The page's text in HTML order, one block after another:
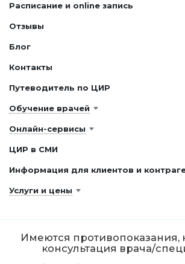
Расписание и online запись
Отзывы
Блог
Контакты
Путеводитель по ЦИР
Обучение врачей
Онлайн-сервисы
ЦИР в СМИ
Информация для клиентов и
Услуги и цены
Имеются противопоказания,
консультация врача/